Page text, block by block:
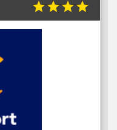
starstarstarstar